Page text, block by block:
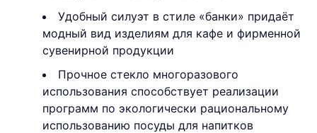
Удобный силуэт в стиле «банки» придаёт
модный вид изделиям для кафе и фирменной
сувенирной продукции
Прочное стекло многоразового
использования способствует реализации
программ по экологически рациональному
использованию посуды для напитков